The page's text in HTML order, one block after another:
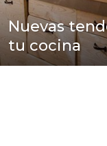
Nuevas
tu cocina